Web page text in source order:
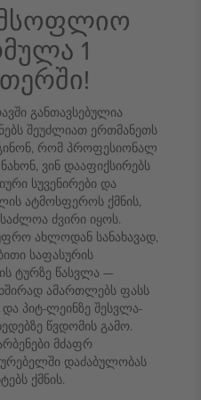
1
განთავსებულია
შეუძლიათ ერთმანეთს
სუვენირები და
ატმოსფეროს ქმნის,
ძვირი იყოს.
ახლოდან სანახავად,
საფასურის
ტურზე წასვლა —
ამართლებს ფასს
პიტ-ლეინზე შესვლა-
წვდომის გამო.
მძაფრ
დაძაბულობას
ქმნის.